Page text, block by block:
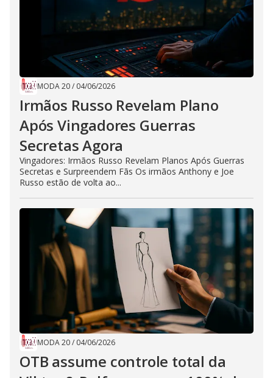
MODA 20/ 04/06/2026
Irmãos Russo Revelam Plano
Após Vingadores Guerras
Secretas Agora
Vingadores: Irmãos Russo Revelam Planos Após Guerras
Secretas e Surpreendem Fãs Os irmãos Anthony e Joe
Russo estão de volta ao...
MODA 20/ 04/06/2026
OTB assume controle total da